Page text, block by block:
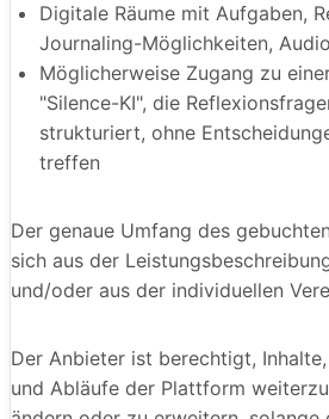
Digitale Räume mit Aufgaben,
Journaling-Möglichkeiten,
Möglicherweise Zugang zu
"Silence-KI", die
strukturiert, ohne
treffen
Der genaue Umfang des
sich aus der
und/oder aus der individuellen
Der Anbieter ist berechtigt,
und Abläufe der Plattform